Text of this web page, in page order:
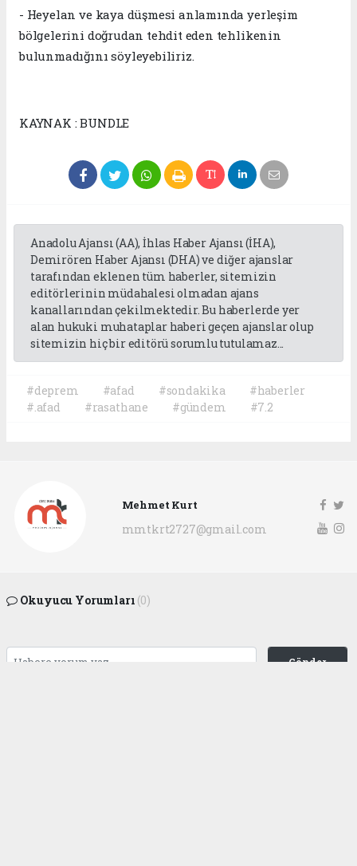
- Heyelan ve kaya düşmesi anlamında yerleşim
bölgelerini doğrudan tehdit eden tehlikenin
bulunmadığını söyleyebiliriz.
KAYNAK : BUNDLE
Anadolu Ajansı (AA), İhlas Haber Ajansı (İHA),
Demirören Haber Ajansı (DHA) ve diğer ajanslar
tarafından eklenen tüm haberler, sitemizin
editörlerinin müdahalesi olmadan ajans
kanallarından çekilmektedir. Bu haberlerde yer
alan hukuki muhataplar haberi geçen ajanslar olup
sitemizin hiç bir editörü sorumlu tutulamaz...
#deprem #afad #sondakika
#haberler
#.afad
#rasathane #gündem #7.2
Mehmet Kurt
mmtkrt2727@gmail.com
Okuyucu Yorumları (0)
Gönder